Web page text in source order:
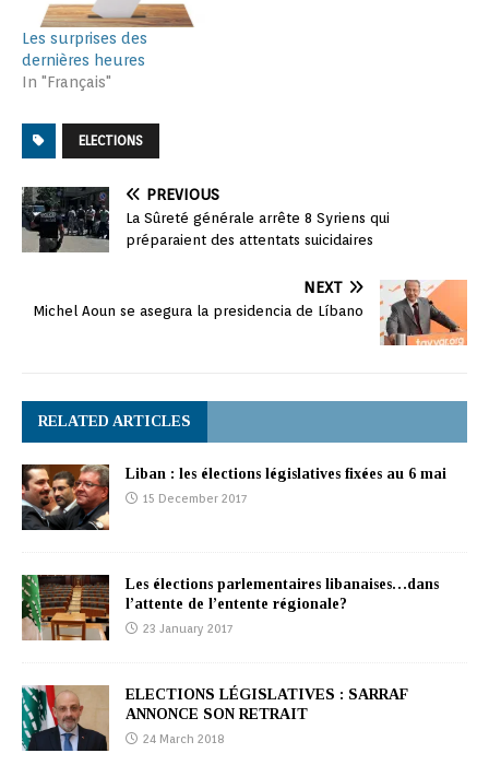
Les surprises des
dernières heures
In "Français"
ELECTIONS
PREVIOUS
La Sûreté générale arrête 8 Syriens qui
préparaient des attentats suicidaires
NEXT
Michel Aoun se asegura la presidencia de Líbano
RELATED ARTICLES
Liban : les élections législatives fixées au 6 mai
15 December 2017
Les élections parlementaires libanaises…dans
l’attente de l’entente régionale?
23 January 2017
ELECTIONS LÉGISLATIVES : SARRAF
ANNONCE SON RETRAIT
24 March 2018